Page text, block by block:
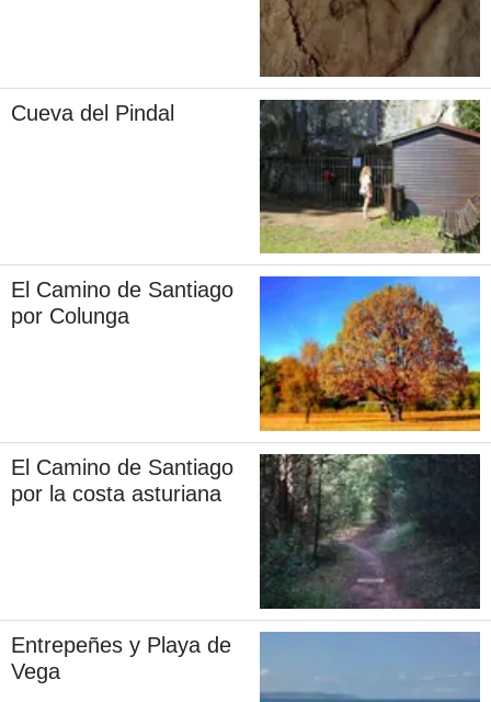
Cueva del Pindal
El Camino de Santiago
por Colunga
El Camino de Santiago
por la costa asturiana
Entrepeñes y Playa de
Vega